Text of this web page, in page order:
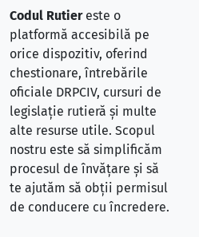
Codul Rutiereste o
platformă accesibilă pe
orice dispozitiv, oferind
chestionare, întrebările
oficiale DRPCIV, cursuri de
legislație rutieră și multe
alte resurse utile. Scopul
nostru este să simplificăm
procesul de învățare și să
te ajutăm să obții permisul
de conducere cu încredere.